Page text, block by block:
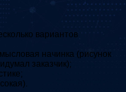
вариантов
начинка (рисунок
заказчик);